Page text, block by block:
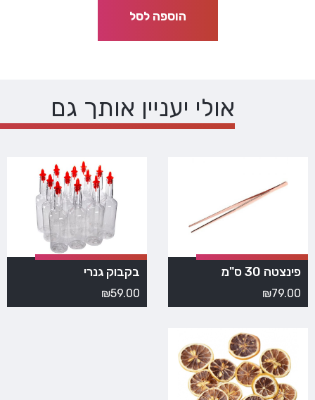
הוספה לסל
אולי יעניין אותך גם
פינצטה 30 ס"מ
₪79.00
בקבוק גנרי
₪59.00